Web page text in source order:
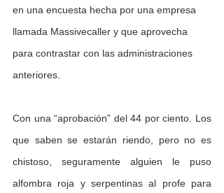
en una encuesta hecha por una empresa
llamada Massivecaller y que aprovecha
para contrastar con las administraciones
anteriores.
Con una “aprobación” del 44 por ciento. Los
que saben se estarán riendo, pero no es
chistoso, seguramente alguien le puso
alfombra roja y serpentinas al profe para